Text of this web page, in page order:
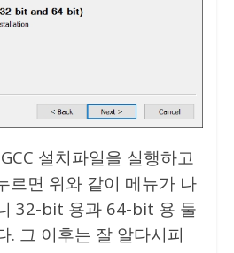
설치파일을 실행하고
르면 위와 같이 메뉴가 나
32-bit 용과 64-bit 용 둘
. 그 이후는 잘 알다시피